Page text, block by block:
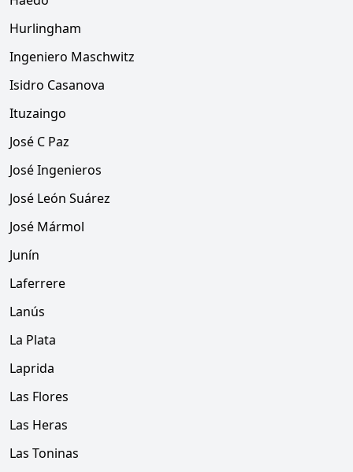
Hurlingham
Ingeniero Maschwitz
Isidro Casanova
Ituzaingo
José C Paz
José Ingenieros
José León Suárez
José Mármol
Junín
Laferrere
Lanús
La Plata
Laprida
Las Flores
Las Heras
Las Toninas